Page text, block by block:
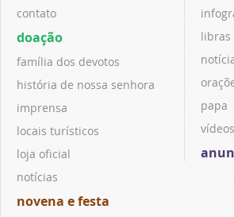
contato
doação
família dos devotos
história de nossa senhora
imprensa
locais turísticos
loja oficial
notícias
novena e festa
libras
papa
vídeos